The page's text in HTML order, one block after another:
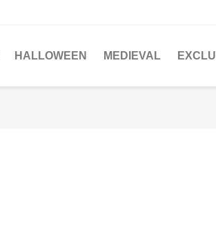
HALLOWEEN MEDIEVAL